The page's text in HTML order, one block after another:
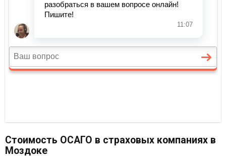
Стоимость ОСАГО в страховых компаниях в
Моздоке